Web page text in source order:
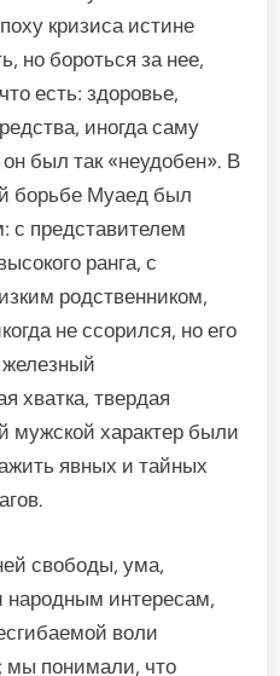
кризиса истине
но бороться за нее,
есть: здоровье,
иногда саму
был так «неудобен». В
борьбе Муаед был
с представителем
ранга, с
родственником,
не ссорился, но его
хватка, твердая
мужской характер были
явных и тайных
свободы, ума,
народным интересам,
воли
мы понимали, что